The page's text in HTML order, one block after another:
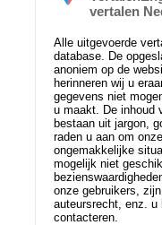
vertalen
Alle uitgevoerde
database. De
anoniem op de
herinneren wij u
gegevens niet
u maakt. De inhoud
bestaan uit jargon,
raden u aan om
ongemakkelijke
mogelijk niet
onze gebruikers,
auteursrecht, enz.
contacteren.